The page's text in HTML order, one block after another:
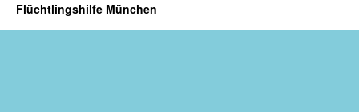
Flüchtlingshilfe München